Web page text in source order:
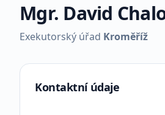
Mgr. David
Exekutorský úřad Kroměříž
Kontaktní údaje